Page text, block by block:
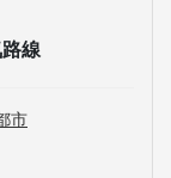
線
市